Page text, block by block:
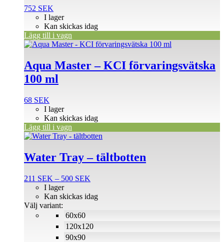
752 SEK
I lager
Kan skickas idag
Lägg till i vagn
Aqua Master – KCI förvaringsvätska
100 ml
68 SEK
I lager
Kan skickas idag
Lägg till i vagn
Water Tray – tältbotten
211 SEK – 500 SEK
till
60x60
120x120
90x90
I lager
Kan skickas idag
Välj variant:
Den
produkten
har
varianter.
olika
alternativen